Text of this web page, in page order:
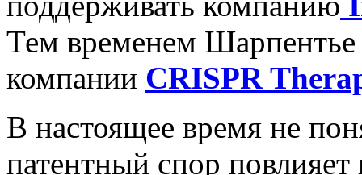
Тем временем Шарпентье
компании CRISPR
В настоящее время не
патентный спор повлияет